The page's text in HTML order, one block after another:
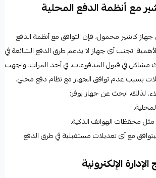
مع أنظمة الدفع المحلية
كاشير محمول، فإن التوافق مع أنظمة الدفع
الأهمية. تجنب أي جهاز لا يدعم طرق الدفع الشائعة في
في قبول المدفوعات. في أحد المرات، واجهت
بسبب عدم توافق الجهاز مع نظام دفع محلي،
لذلك، ابحث عن جهاز يوفر:
مثل محفظات الهواتف الذكية.
مع أي تعديلات مستقبلية في طرق الدفع.
الإلكترونية